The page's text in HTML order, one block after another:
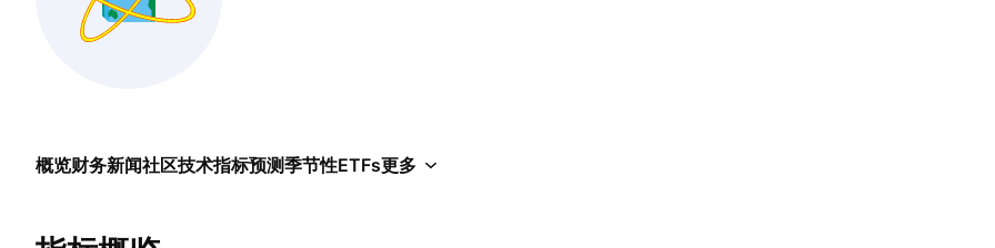
概览财务新闻社区技术指标预测季节性ETFs更多